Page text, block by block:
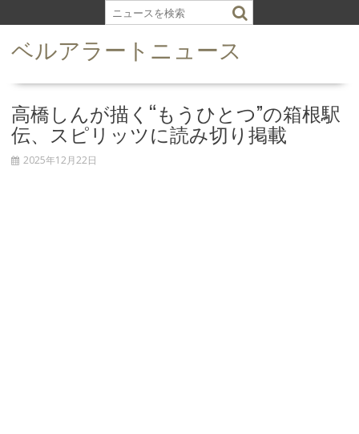
k
ベルアラートニュース
高橋しんが描く“もうひとつ”の箱根駅
伝、スピリッツに読み切り掲載
2025年12月22日